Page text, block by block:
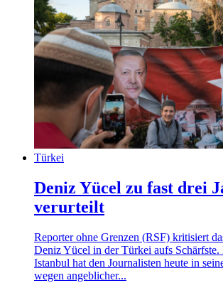
Türkei
Deniz Yücel zu fast drei
verurteilt
Reporter ohne Grenzen (RSF) kritisiert
Deniz Yücel in der Türkei aufs
Istanbul hat den Journalisten heute in
wegen angeblicher...